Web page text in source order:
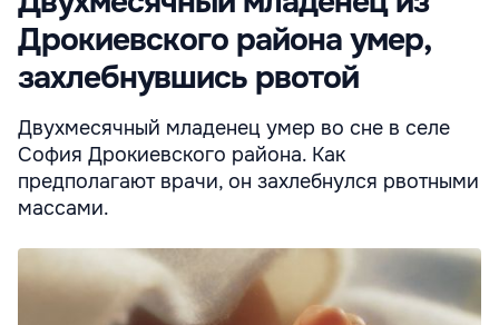
Дрокиевского района умер,
захлебнувшись рвотой
Двухмесячный младенец умер во сне в селе
София Дрокиевского района. Как
предполагают врачи, он захлебнулся рвотными
массами.